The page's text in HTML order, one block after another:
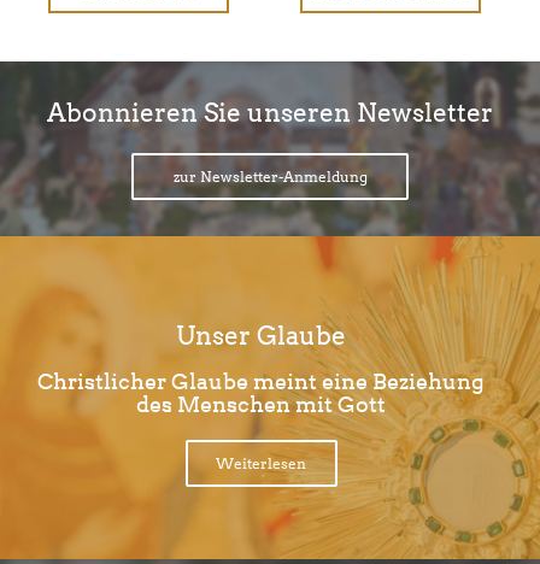
Abonnieren Sie unseren Newsletter
zur Newsletter-Anmeldung
Unser Glaube
Christlicher Glaube meint eine Beziehung
des Menschen mit Gott
Weiterlesen